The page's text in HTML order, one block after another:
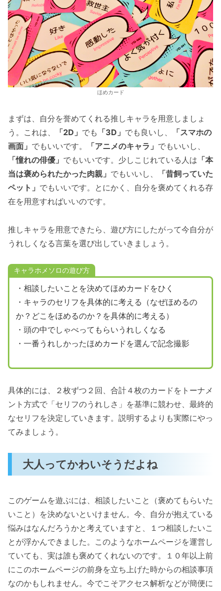
ほめカード
まずは、自分を誉めてくれる推しキャラを用意しましょ
う。これは、
「2D」 でも 「3D」 でも良いし、
「スマホの
画面」 でもいいです。 「アニメのキャラ」 でもいいし、
「憧れの俳優」 でもいいです。少しこじれている人は 「本
当は褒められたかった肉親」 でもいいし、
「昔飼っていた
ペット」 でもいいです。とにかく、自分を褒めてくれる存
在を用意すればいいのです。
推しキャラを用意できたら、遊び方にしたがって今自分が
うれしくなる言葉を選び出していきましょう。
キャラホメソロの遊び方
・相談したいことを決めてほめカードをひく
・キャラのセリフを具体的に考える（なぜほめるの
か？どこをほめるのか？を具体的に考える）
・頭の中でしゃべってもらいうれしくなる
・一番うれしかったほめカードを選んで記念撮影
具体的には、２枚ずつ２回、合計４枚のカードをトーナメ
ント方式で「セリフのうれしさ」を基準に競わせ、最終的
なセリフを決定していきます。説明するよりも実際にやっ
てみましょう。
大人ってかわいそうだよね
このゲームを遊ぶには、相談したいこと（褒めてもらいた
いこと）を決めないといけません。今、自分が抱えている
悩みはなんだろうかと考えていますと、１つ相談したいこ
とが浮かんできました。このようなホームページを運営し
ていても、実は誰も褒めてくれないのです。１０年以上前
にこのホームページの前身を立ち上げた時からの相談事項
なのかもしれません。今でこそアクセス解析などが簡便に